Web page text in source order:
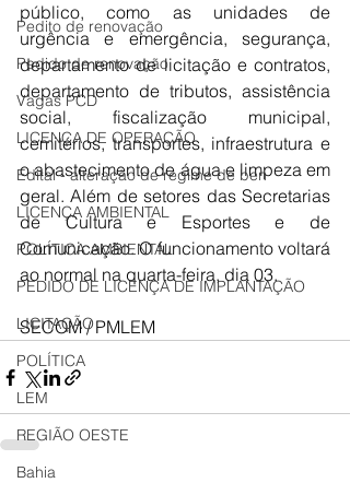
Pedito de renovação
Pedido de renovação
Vagas PCD
LICENÇA DE OPERAÇÃO
Edital - alteração de regime de ben
LICENÇA AMBIENTAL
POLÍTICA AMBIENTAL
PEDIDO DE LICENÇA DE IMPLANTAÇÃO
LICITAÇÃO
POLÍTICA
LEM
REGIÃO OESTE
Bahia
público, como as unidades de
urgência e emergência, segurança,
departamento de licitação e contratos,
departamento de tributos, assistência
social, fiscalização municipal,
cemitérios, transportes, infraestrutura e
o abastecimento de água e limpeza em
geral. Além de setores das Secretarias
de Cultura e Esportes e de
Comunicação. O funcionamento voltará
ao normal na quarta-feira, dia 03.
SECOM / PMLEM